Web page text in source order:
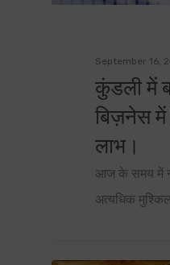
September 16,
कुंडली में
बिज़नेस में
लाभ।
आज के समय में
अत्यधिक